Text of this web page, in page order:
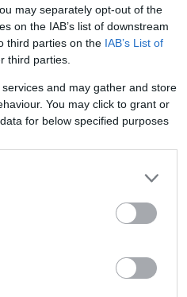
may separately opt-out of the
on the IAB’s list of downstream
third parties on the IAB’s List of
third parties.
and may gather and store
You may click to grant or
for below specified purposes
&quot;Θα
μάθει το φύλο